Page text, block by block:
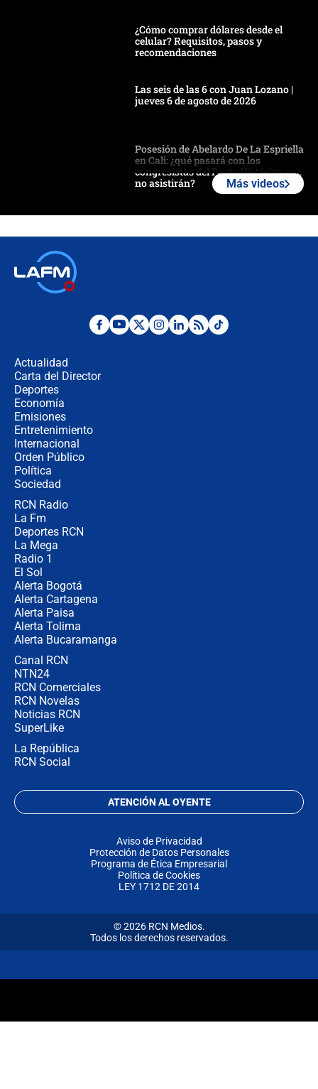
¿Cómo comprar dólares desde el
celular? Requisitos, pasos y
recomendaciones
Las seis de las 6 con Juan Lozano |
jueves 6 de agosto de 2026
Posesión de Abelardo De La Espriella
en Cali: ¿qué pasará con los
congresistas del Pacto Histórico que
no asistirán?
¿Por qué De la Espriella gobernará
Más videos
Actualidad
Carta del Director
Deportes
Economía
Emisiones
Entretenimiento
Internacional
Orden Público
Política
Sociedad
RCN Radio
La Fm
Deportes RCN
La Mega
Radio 1
El Sol
Alerta Bogotá
Alerta Cartagena
Alerta Paisa
Alerta Tolima
Alerta Bucaramanga
Canal RCN
NTN24
RCN Comerciales
RCN Novelas
Noticias RCN
SuperLike
La República
RCN Social
ATENCIÓN AL OYENTE
Aviso de Privacidad
Protección de Datos Personales
Programa de Ética Empresarial
Política de Cookies
LEY 1712 DE 2014
© 2026 RCN Medios.
Todos los derechos reservados.